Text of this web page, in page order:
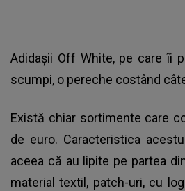
Adidașii Off White, pe care îi
scumpi, o pereche costând
Există chiar sortimente care
de euro. Caracteristica
aceea că au lipite pe partea
material textil, patch-uri, cu